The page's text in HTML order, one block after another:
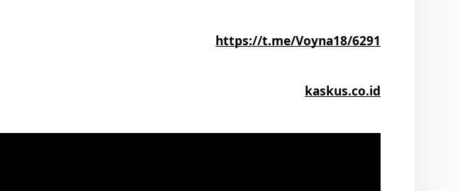
https://t.me/Voyna18/6291
kaskus.co.id